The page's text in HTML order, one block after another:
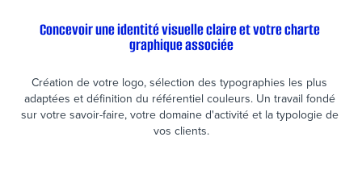
Concevoir une identité visuelle claire et votre charte
graphique associée
Création de votre logo, sélection des typographies les plus
adaptées et définition du référentiel couleurs. Un travail fondé
sur votre savoir-faire, votre domaine d'activité et la typologie de
vos clients.